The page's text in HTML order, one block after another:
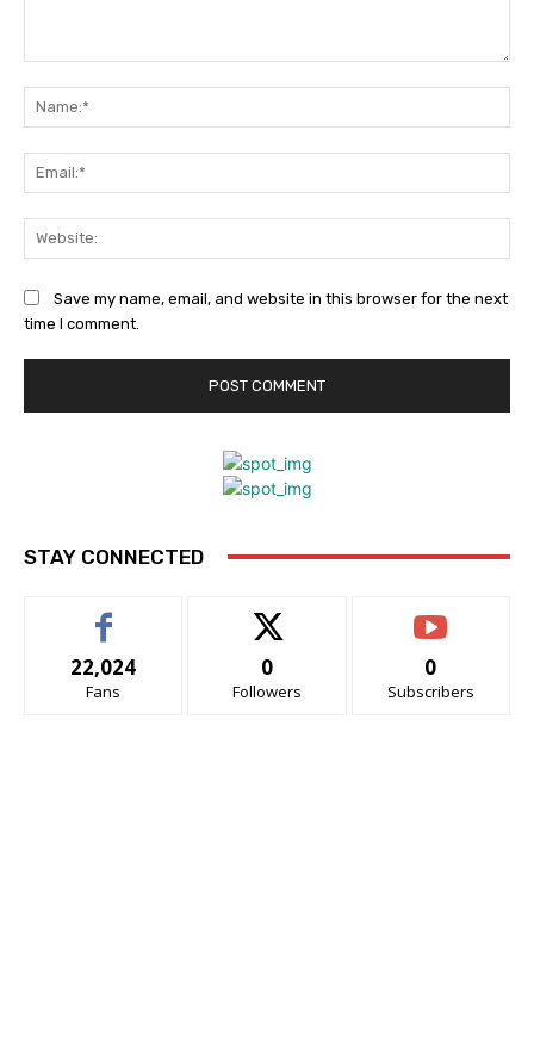
Save my name, email, and website in this browser for the next
time I comment.
STAY CONNECTED
22,024
Fans
0
Followers
0
Subscribers